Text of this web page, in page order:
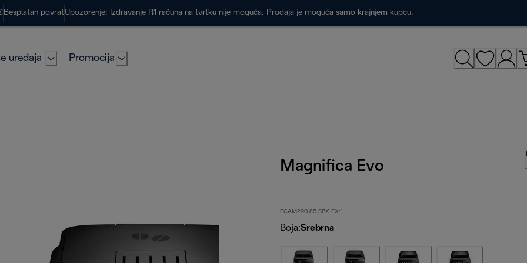
Besplatan povratUpozorenje: Izdravanje R1 računa na tvrtku nije moguća. Prodaja je moguća samo krajnjem kupcu.
uređaja Promocija
Magnifica Evo
ECAM290.85.SBX EX:1
Boja:Srebrna